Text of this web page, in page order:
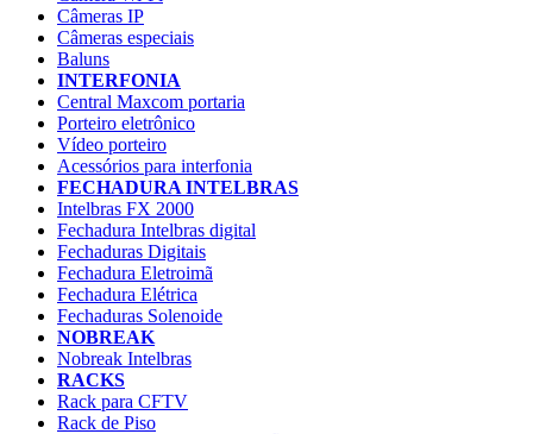
Câmeras IP
Câmeras especiais
Baluns
INTERFONIA
Central Maxcom portaria
Porteiro eletrônico
Vídeo porteiro
Acessórios para interfonia
FECHADURA INTELBRAS
Intelbras FX 2000
Fechadura Intelbras digital
Fechaduras Digitais
Fechadura Eletroimã
Fechadura Elétrica
Fechaduras Solenoide
NOBREAK
Nobreak Intelbras
RACKS
Rack para CFTV
Rack de Piso